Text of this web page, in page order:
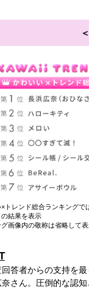
トレンド総合ランキングで
結果を表示
画像内の敬称は省略して
回答者からの支持を
奈さん。圧倒的な認